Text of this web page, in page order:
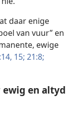
daar enige
van vuur” en
ewige
15; 21:8;
ewig en altyd